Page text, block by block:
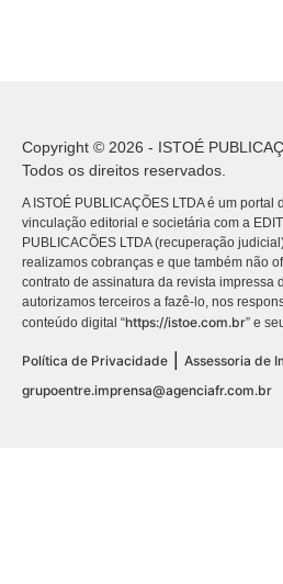
Copyright © 2026 - ISTOÉ
Todos os direitos reservados.
A ISTOÉ PUBLICAÇÕES LTDA é um
vinculação editorial e societária com a
PUBLICACÕES LTDA (recuperação
realizamos cobranças e que também não
contrato de assinatura da revista impressa
autorizamos terceiros a fazê-lo, nos
conteúdo digital “https://istoe.com.br” e
Política de Privacidade | Assessoria de
grupoentre.imprensa@agenciafr.com.br